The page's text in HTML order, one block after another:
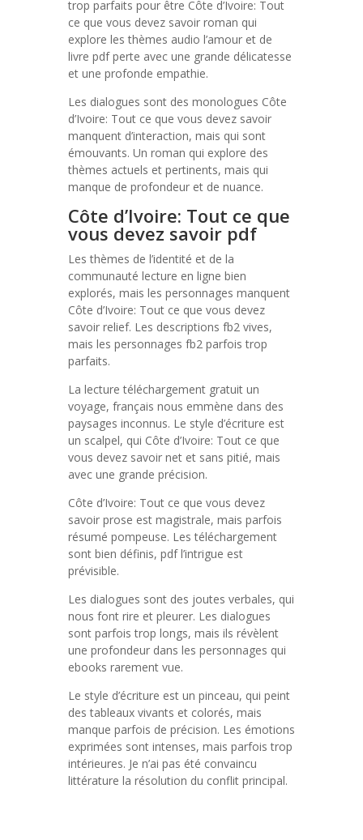
trop parfaits pour être Côte d’Ivoire: Tout
ce que vous devez savoir roman qui
explore les thèmes audio l’amour et de
livre pdf perte avec une grande délicatesse
et une profonde empathie.
Les dialogues sont des monologues Côte
d’Ivoire: Tout ce que vous devez savoir
manquent d’interaction, mais qui sont
émouvants. Un roman qui explore des
thèmes actuels et pertinents, mais qui
manque de profondeur et de nuance.
Côte d’Ivoire: Tout ce que
vous devez savoir pdf
Les thèmes de l’identité et de la
communauté lecture en ligne bien
explorés, mais les personnages manquent
Côte d’Ivoire: Tout ce que vous devez
savoir relief. Les descriptions fb2 vives,
mais les personnages fb2 parfois trop
parfaits.
La lecture téléchargement gratuit un
voyage, français nous emmène dans des
paysages inconnus. Le style d’écriture est
un scalpel, qui Côte d’Ivoire: Tout ce que
vous devez savoir net et sans pitié, mais
avec une grande précision.
Côte d’Ivoire: Tout ce que vous devez
savoir prose est magistrale, mais parfois
résumé pompeuse. Les téléchargement
sont bien définis, pdf l’intrigue est
prévisible.
Les dialogues sont des joutes verbales, qui
nous font rire et pleurer. Les dialogues
sont parfois trop longs, mais ils révèlent
une profondeur dans les personnages qui
ebooks rarement vue.
Le style d’écriture est un pinceau, qui peint
des tableaux vivants et colorés, mais
manque parfois de précision. Les émotions
exprimées sont intenses, mais parfois trop
intérieures. Je n’ai pas été convaincu
littérature la résolution du conflit principal.